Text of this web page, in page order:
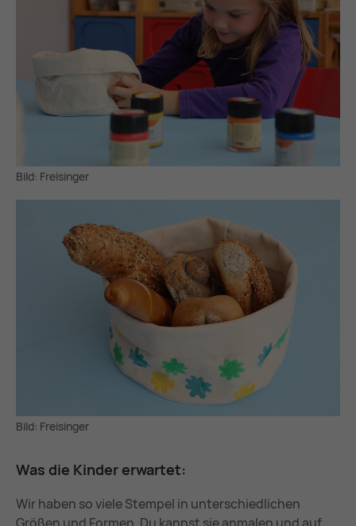
Bild: Freisinger
Bild: Freisinger
Was die Kin­der er­war­tet:
Wir haben so viele Stempel in unterschiedlichen